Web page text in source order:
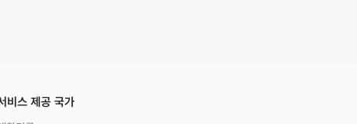
비스 제공 국가